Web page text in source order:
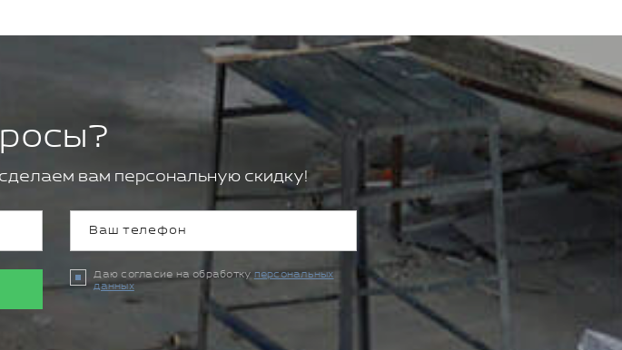
вам персональную скидку!
Даю согласие на обработку персональных
данных